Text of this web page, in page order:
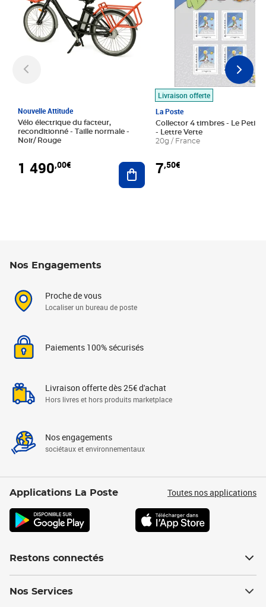
Nouvelle Attitude
Vélo électrique du facteur,
reconditionné - Taille normale -
Noir/ Rouge
1 490,00€ Ajouter au panier
Livraison offerte
La Poste
Collector 4 timbres - Le Petit
- Lettre Verte
20g / France
7,50€
Nos Engagements
Proche de vous
Localiser un bureau de poste
Paiements 100% sécurisés
Livraison offerte dès 25€ d'achat
Hors livres et hors produits marketplace
Nos engagements
sociétaux et environnementaux
Applications La Poste Toutes nos applications
Restons connectés
Nos Services